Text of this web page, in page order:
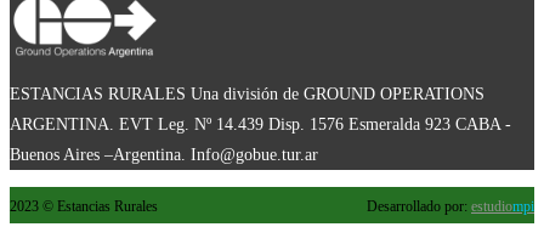
ESTANCIAS RURALES Una división de GROUND OPERATIONS
ARGENTINA. EVT Leg. Nº 14.439 Disp. 1576 Esmeralda 923 CABA -
Buenos Aires –Argentina. Info@gobue.tur.ar
2023 © Estancias Rurales Desarrollado por: estudiompi